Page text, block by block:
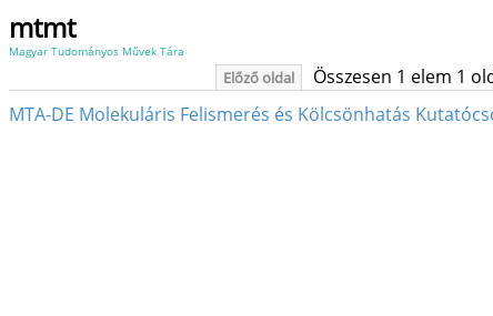
mtmt
Magyar Tudományos Művek Tára
Előző oldal Összesen 1 elem 1
MTA-DE Molekuláris Felismerés és Kölcsönhatás